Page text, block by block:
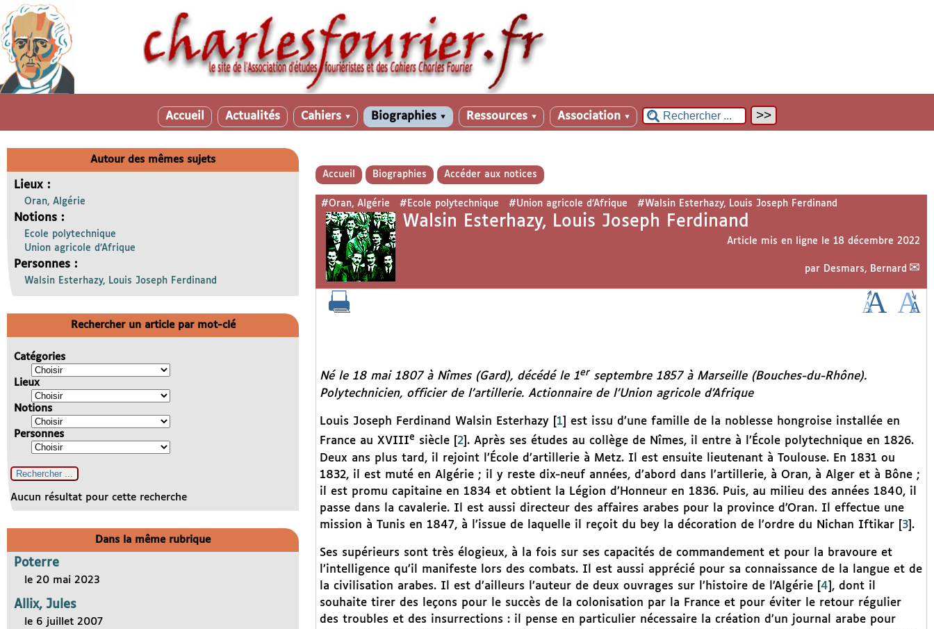
Accueil Actualités Cahiers ▼ Biographies ▼ Ressources ▼ Association ▼
Accueil Biographies Accéder aux notices
#Oran, Algérie #Ecole polytechnique #Union agricole d’Afrique #Walsin Esterhazy, Louis Joseph Ferdinand
Walsin Esterhazy, Louis Joseph Ferdinand
Article mis en ligne le 18 décembre 2022
par Desmars, Bernard
Né le 18 mai 1807 à Nîmes (Gard), décédé le 1er septembre 1857 à Marseille (Bouches-du-Rhône).
Polytechnicien, officier de l’artillerie. Actionnaire de l’Union agricole d’Afrique
Louis Joseph Ferdinand Walsin Esterhazy[ 1
est issu d’une famille de la noblesse hongroise installée en
France au XVIIIe siècle[ 2] . Après ses études au collège de Nîmes, il entre à l’École polytechnique en 1826.
Deux ans plus tard, il rejoint l’École d’artillerie à Metz. Il est ensuite lieutenant à Toulouse. En 1831 ou
1832, il est muté en Algérie ; il y reste dix-neuf années, d’abord dans l’artillerie, à Oran, à Alger et à Bône ;
il est promu capitaine en 1834 et obtient la Légion d’Honneur en 1836. Puis, au milieu des années 1840, il
passe dans la cavalerie. Il est aussi directeur des affaires arabes pour la province d’Oran. Il effectue une
mission à Tunis en 1847, à l’issue de laquelle il reçoit du bey la décoration de l’ordre du Nichan Iftikar[ 3] .
Ses supérieurs sont très élogieux, à la fois sur ses capacités de commandement et pour la bravoure et
l’intelligence qu’il manifeste lors des combats. Il est aussi apprécié pour sa connaissance de la langue et de
la civilisation arabes. Il est d’ailleurs l’auteur de deux ouvrages sur l’histoire de l’Algérie[ 4 , dont il
souhaite tirer des leçons pour le succès de la colonisation par la France et pour éviter le retour régulier
des troubles et des insurrections : il pense en particulier nécessaire la création d’un journal arabe pour
Autour des mêmes sujets
Lieux :
Oran, Algérie
Notions :
Ecole polytechnique
Union agricole d’Afrique
Personnes :
Walsin Esterhazy, Louis Joseph Ferdinand
Rechercher un article par mot-clé
Catégories
Lieux
Notions
Personnes
Aucun résultat pour cette recherche
Dans la même rubrique
Poterre
le 20 mai 2023
Allix, Jules
le 6 juillet 2007